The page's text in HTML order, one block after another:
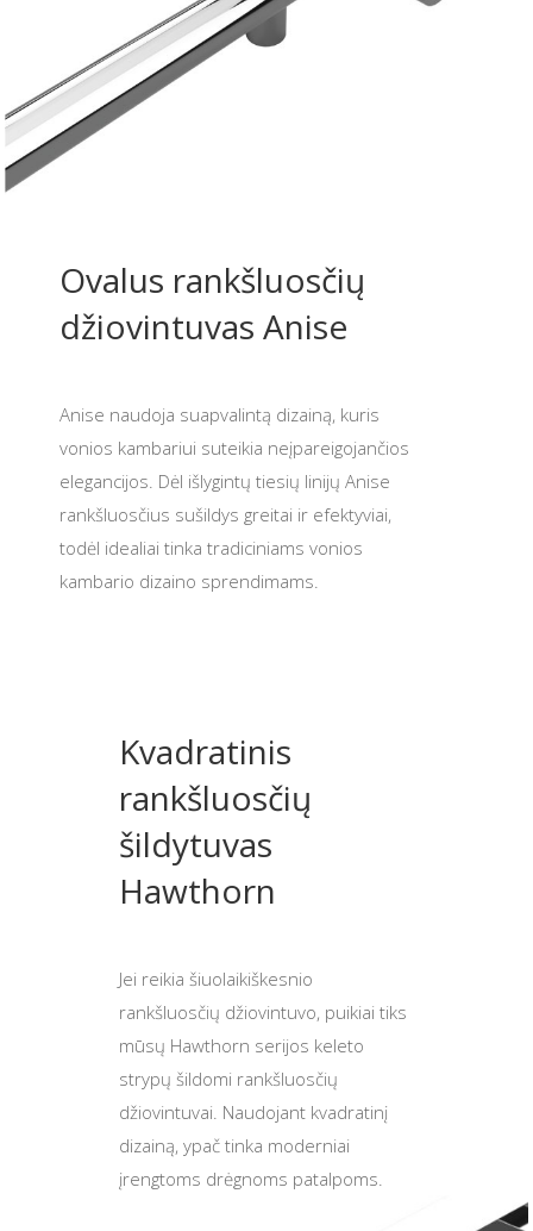
Ovalus rankšluosčių
džiovintuvas Anise
Anise naudoja suapvalintą dizainą, kuris
vonios kambariui suteikia neįpareigojančios
elegancijos. Dėl išlygintų tiesių linijų Anise
rankšluosčius sušildys greitai ir efektyviai,
todėl idealiai tinka tradiciniams vonios
kambario dizaino sprendimams.
Kvadratinis
rankšluosčių
šildytuvas
Hawthorn
Jei reikia šiuolaikiškesnio
rankšluosčių džiovintuvo, puikiai tiks
mūsų Hawthorn serijos keleto
strypų šildomi rankšluosčių
džiovintuvai. Naudojant kvadratinį
dizainą, ypač tinka moderniai
įrengtoms drėgnoms patalpoms.